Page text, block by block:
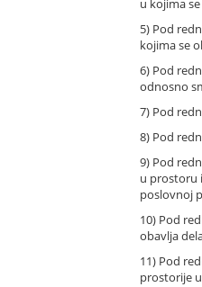
u kojima
5) Pod
kojima se
6) Pod
odnosno
7) Pod
8) Pod
9) Pod
u prostoru
poslovnoj
10) Pod
obavlja
11) Pod
prostorije